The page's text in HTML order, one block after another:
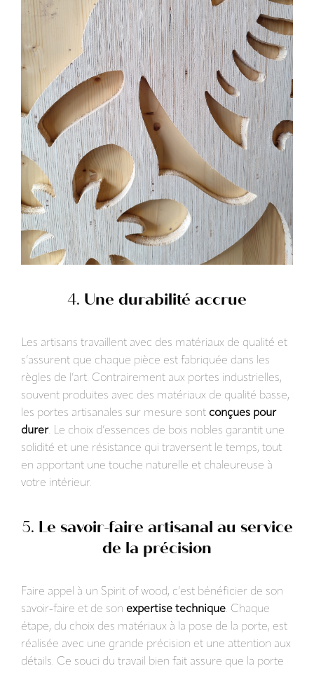
4. Une durabilité accrue
Les artisans travaillent avec des matériaux de qualité et
s’assurent que chaque pièce est fabriquée dans les
règles de l’art. Contrairement aux portes industrielles,
souvent produites avec des matériaux de qualité basse,
les portes artisanales sur mesure sont conçues pour
durer. Le choix d’essences de bois nobles garantit une
solidité et une résistance qui traversent le temps, tout
en apportant une touche naturelle et chaleureuse à
votre intérieur.
5. Le savoir-faire artisanal au service
de la précision
Faire appel à un Spirit of wood, c’est bénéficier de son
savoir-faire et de son expertise technique. Chaque
étape, du choix des matériaux à la pose de la porte, est
réalisée avec une grande précision et une attention aux
détails. Ce souci du travail bien fait assure que la porte